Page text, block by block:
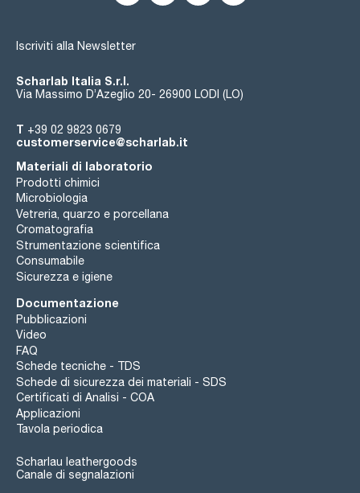
Iscriviti alla Newsletter
Scharlab Italia S.r.l.
Via Massimo D’Azeglio 20- 26900 LODI (LO)
T +39 02 9823 0679
customerservice@scharlab.it
Materiali di laboratorio
Prodotti chimici
Microbiologia
Vetreria, quarzo e porcellana
Cromatografia
Strumentazione scientifica
Consumabile
Sicurezza e igiene
Documentazione
Pubblicazioni
Video
FAQ
Schede tecniche - TDS
Schede di sicurezza dei materiali - SDS
Certificati di Analisi - COA
Applicazioni
Tavola periodica
Scharlau leathergoods
Canale di segnalazioni